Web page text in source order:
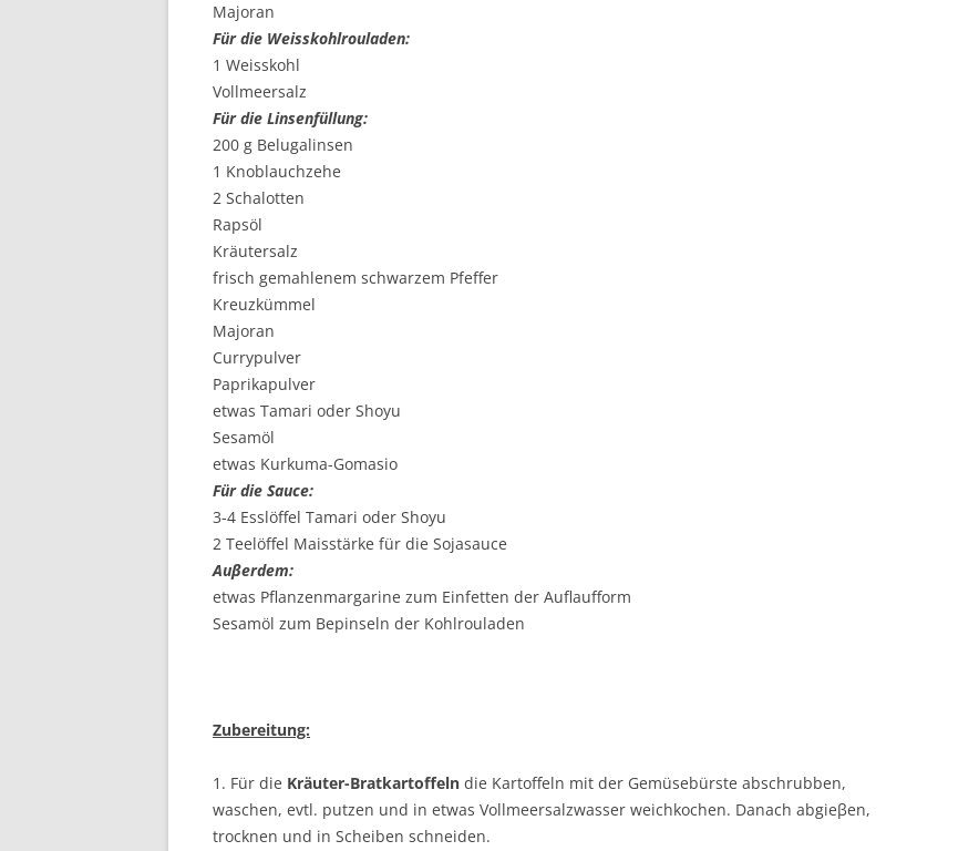
Majoran
Für die Weisskohlrouladen:
1 Weisskohl
Vollmeersalz
Für die Linsenfüllung:
200 g Belugalinsen
1 Knoblauchzehe
2 Schalotten
Rapsöl
Kräutersalz
frisch gemahlenem schwarzem Pfeffer
Kreuzkümmel
Majoran
Currypulver
Paprikapulver
etwas Tamari oder Shoyu
Sesamöl
etwas Kurkuma-Gomasio
Für die Sauce:
3-4 Esslöffel Tamari oder Shoyu
2 Teelöffel Maisstärke für die Sojasauce
Auβerdem:
etwas Pflanzenmargarine zum Einfetten der Auflaufform
Sesamöl zum Bepinseln der Kohlrouladen
Zubereitung:
1. Für die Kräuter-Bratkartoffeln die Kartoffeln mit der Gemüsebürste abschrubben,
waschen, evtl. putzen und in etwas Vollmeersalzwasser weichkochen. Danach abgieβen,
trocknen und in Scheiben schneiden.